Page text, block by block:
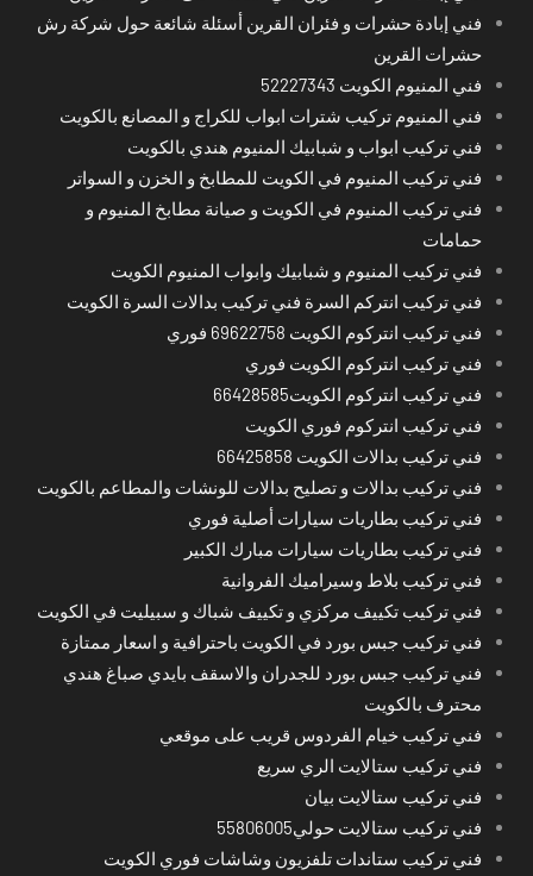
فني إبادة حشرات و فئران القرين أسئلة شائعة حول شركة رش
حشرات القرين
فني المنيوم الكويت 52227343
فني المنيوم تركيب شترات ابواب للكراج و المصانع بالكويت
فني تركيب ابواب و شبابيك المنيوم هندي بالكويت
فني تركيب المنيوم في الكويت للمطابخ و الخزن و السواتر
فني تركيب المنيوم في الكويت و صيانة مطابخ المنيوم و
حمامات
فني تركيب المنيوم و شبابيك وابواب المنيوم الكويت
فني تركيب انتركم السرة فني تركيب بدالات السرة الكويت
فني تركيب انتركوم الكويت 69622758 فوري
فني تركيب انتركوم الكويت فوري
فني تركيب انتركوم الكويت66428585
فني تركيب انتركوم فوري الكويت
فني تركيب بدالات الكويت 66425858
فني تركيب بدالات و تصليح بدالات للونشات والمطاعم بالكويت
فني تركيب بطاريات سيارات أصلية فوري
فني تركيب بطاريات سيارات مبارك الكبير
فني تركيب بلاط وسيراميك الفروانية
فني تركيب تكييف مركزي و تكييف شباك و سبيليت في الكويت
فني تركيب جبس بورد في الكويت باحترافية و اسعار ممتازة
فني تركيب جبس بورد للجدران والاسقف بايدي صباغ هندي
محترف بالكويت
فني تركيب خيام الفردوس قريب على موقعي
فني تركيب ستالايت الري سريع
فني تركيب ستالايت بيان
فني تركيب ستالايت حولي55806005
فني تركيب ستاندات تلفزيون وشاشات فوري الكويت